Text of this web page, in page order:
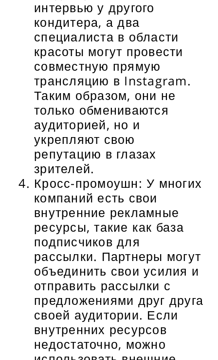
интервью у другого
кондитера, а два
специалиста в области
красоты могут провести
совместную прямую
трансляцию в Instagram.
Таким образом, они не
только обмениваются
аудиторией, но и
укрепляют свою
репутацию в глазах
зрителей.
Кросс-промоушн: У многих
компаний есть свои
внутренние рекламные
ресурсы, такие как база
подписчиков для
рассылки. Партнеры могут
объединить свои усилия и
отправить рассылки с
предложениями друг друга
своей аудитории. Если
внутренних ресурсов
недостаточно, можно